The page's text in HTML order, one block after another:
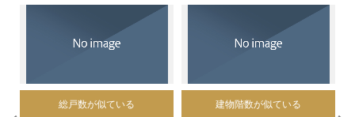
総戸数が似ている 建物階数が似ている